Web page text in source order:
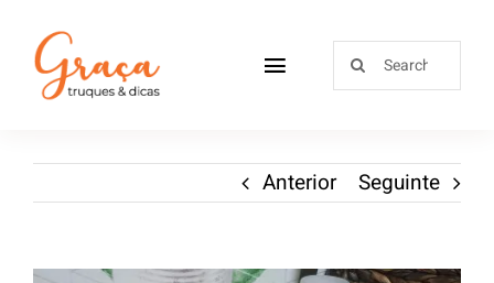
Receitas
Sobre
Anterior Seguinte